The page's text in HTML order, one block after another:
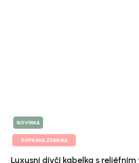
NOVINKA
DOPRAVA ZDARMA
Luxusní dívčí kabelka s